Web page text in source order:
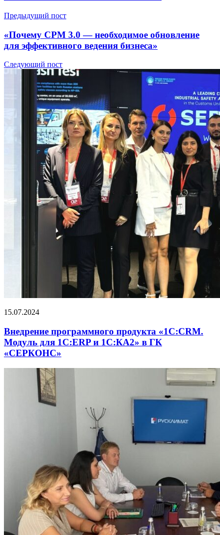
Предыдущий пост
«Почему СРМ 3.0 — необходимое обновление
для эффективного ведения бизнеса»
Следующий пост
15.07.2024
Внедрение программного продукта «1С:CRM.
Модуль для 1С:ERP и 1С:КА2» в ГК
«СЕРКОНС»